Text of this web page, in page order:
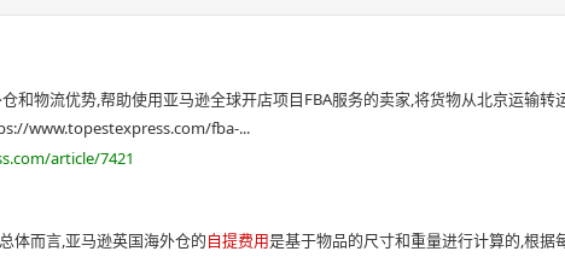
和物流优势,帮助使用亚马逊全球开店项目FBA服务的卖家,将货物从北京运输转
www.topestexpress.com/fba-...
article/7421
总体而言,亚马逊英国海外仓的自提费用是基于物品的尺寸和重量进行计算的,根据